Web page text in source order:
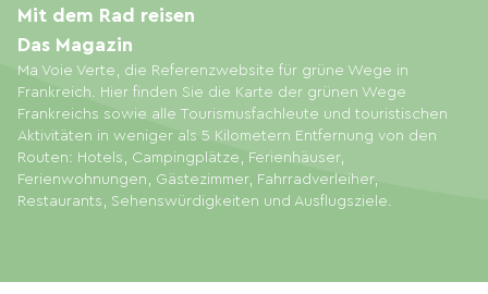
Ma Voie Verte, die Referenzwebsite für grüne Wege in
Frankreich. Hier finden Sie die Karte der grünen Wege
Frankreichs sowie alle Tourismusfachleute und touristischen
Aktivitäten in weniger als 5 Kilometern Entfernung von den
Routen: Hotels, Campingplätze, Ferienhäuser,
Ferienwohnungen, Gästezimmer, Fahrradverleiher,
Restaurants, Sehenswürdigkeiten und Ausflugsziele.
Mit dem Rad reisen
Das Magazin